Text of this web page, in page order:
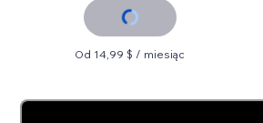
Od 14,99 $ / miesiąc